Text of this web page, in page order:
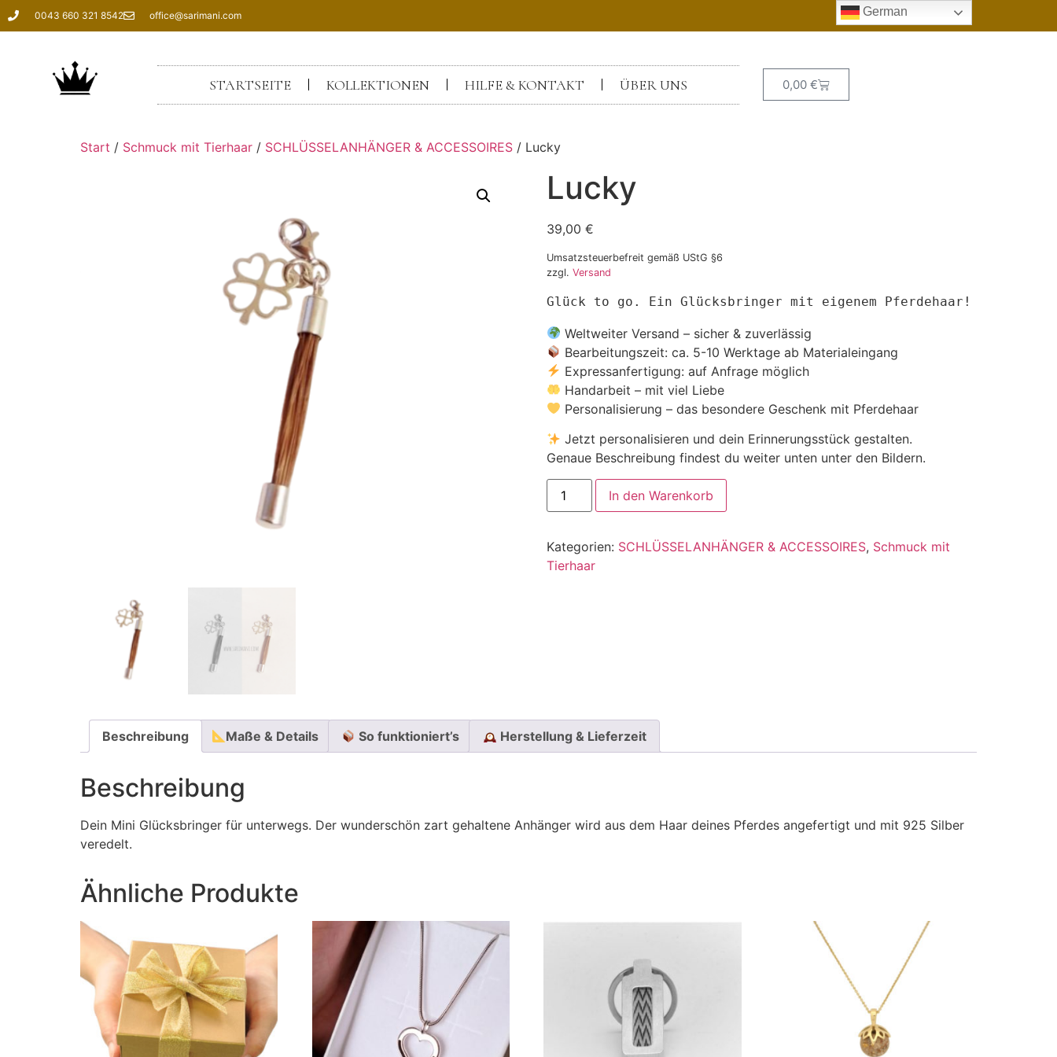
0043 660 321 8542 office@sarimani.com
STARTSEITE KOLLEKTIONEN HILFE & KONTAKT ÜBER UNS 0,00 €
Start / Schmuck mit Tierhaar / SCHLÜSSELANHÄNGER & ACCESSOIRES / Lucky
Lucky
39,00 €
Umsatzsteuerbefreit gemäß UStG §6
zzgl. Versand
Glück to go. Ein Glücksbringer mit eigenem Pferdehaar!
Weltweiter Versand – sicher & zuverlässig
Bearbeitungszeit: ca. 5-10 Werktage ab Materialeingang
Expressanfertigung: auf Anfrage möglich
Handarbeit – mit viel Liebe
Personalisierung – das besondere Geschenk mit Pferdehaar
Jetzt personalisieren und dein Erinnerungsstück gestalten.
Genaue Beschreibung findest du weiter unten unter den Bildern.
In den Warenkorb
Kategorien: SCHLÜSSELANHÄNGER & ACCESSOIRES, Schmuck mit
Tierhaar
Beschreibung Maße & Details So funktioniert’s Herstellung & Lieferzeit
Beschreibung
Dein Mini Glücksbringer für unterwegs. Der wunderschön zart gehaltene Anhänger wird aus dem Haar deines Pferdes angefertigt und mit 925 Silber
veredelt.
Ähnliche Produkte
German